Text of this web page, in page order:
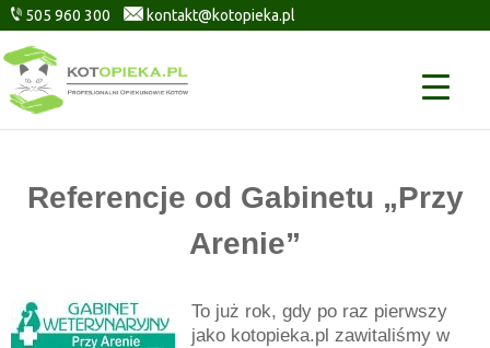
505 960 300 kontakt@kotopieka.pl
Referencje od Gabinetu „Przy
Arenie”
To już rok, gdy po raz pierwszy
jako kotopieka.pl zawitaliśmy w